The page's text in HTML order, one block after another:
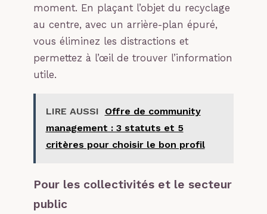
moment. En plaçant l’objet du recyclage
au centre, avec un arrière-plan épuré,
vous éliminez les distractions et
permettez à l’œil de trouver l’information
utile.
LIRE AUSSI
Offre de community
management : 3 statuts et 5
critères pour choisir le bon profil
Pour les collectivités et le secteur
public